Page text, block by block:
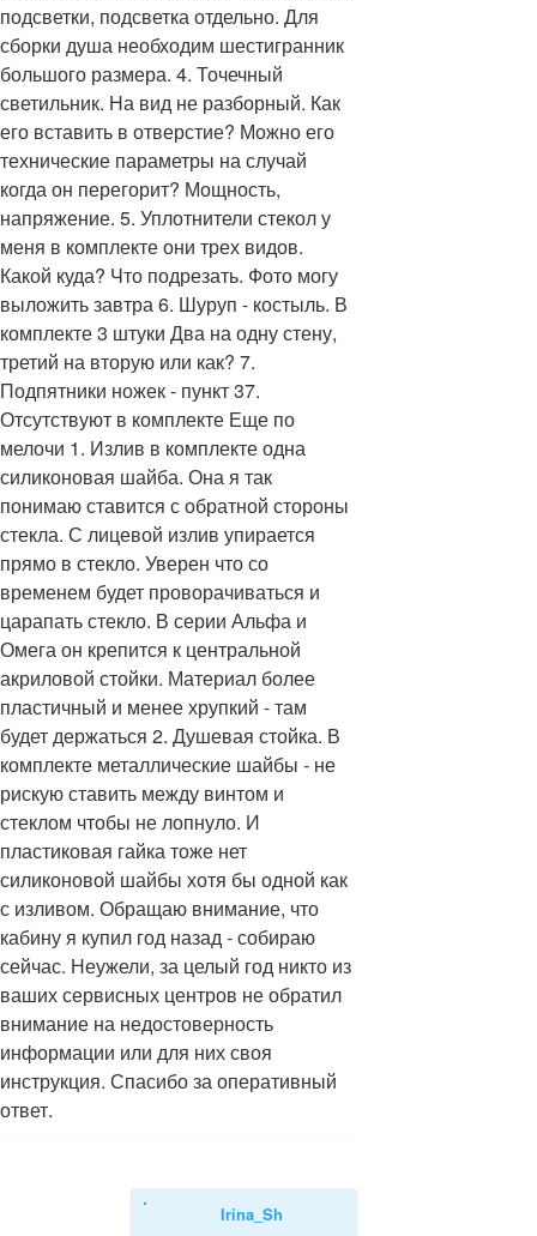
подсветки, подсветка отдельно. Для
сборки душа необходим шестигранник
большого размера. 4. Точечный
светильник. На вид не разборный. Как
его вставить в отверстие? Можно его
технические параметры на случай
когда он перегорит? Мощность,
напряжение. 5. Уплотнители стекол у
меня в комплекте они трех видов.
Какой куда? Что подрезать. Фото могу
выложить завтра 6. Шуруп - костыль. В
комплекте 3 штуки Два на одну стену,
третий на вторую или как? 7.
Подпятники ножек - пункт 37.
Отсутствуют в комплекте Еще по
мелочи 1. Излив в комплекте одна
силиконовая шайба. Она я так
понимаю ставится с обратной стороны
стекла. С лицевой излив упирается
прямо в стекло. Уверен что со
временем будет проворачиваться и
царапать стекло. В серии Альфа и
Омега он крепится к центральной
акриловой стойки. Материал более
пластичный и менее хрупкий - там
будет держаться 2. Душевая стойка. В
комплекте металлические шайбы - не
рискую ставить между винтом и
стеклом чтобы не лопнуло. И
пластиковая гайка тоже нет
силиконовой шайбы хотя бы одной как
с изливом. Обращаю внимание, что
кабину я купил год назад - собираю
сейчас. Неужели, за целый год никто из
ваших сервисных центров не обратил
внимание на недостоверность
информации или для них своя
инструкция. Спасибо за оперативный
ответ.
Irina_Sh